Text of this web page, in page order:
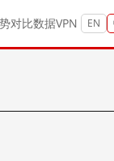
对比数据VPN EN